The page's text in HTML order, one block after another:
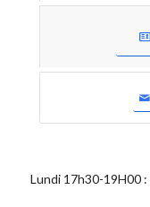
Lundi 17h30-19H00 :